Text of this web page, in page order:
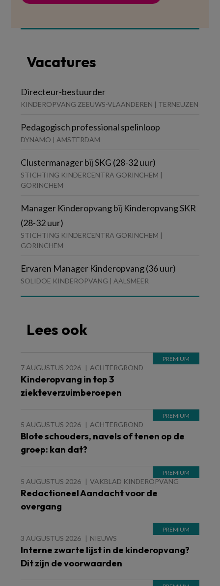
Vacatures
Directeur-bestuurder
KINDEROPVANG ZEEUWS-VLAANDEREN | TERNEUZEN
Pedagogisch professional spelinloop
DYNAMO | AMSTERDAM
Clustermanager bij SKG (28-32 uur)
STICHTING KINDERCENTRA GORINCHEM |
GORINCHEM
Manager Kinderopvang bij Kinderopvang SKR
(28-32 uur)
STICHTING KINDERCENTRA GORINCHEM |
GORINCHEM
Ervaren Manager Kinderopvang (36 uur)
SOLIDOE KINDEROPVANG | AALSMEER
Lees ook
7 AUGUSTUS 2026 ACHTERGROND
Kinderopvang in top 3
ziekteverzuimberoepen
5 AUGUSTUS 2026 ACHTERGROND
Blote schouders, navels of tenen op de
groep: kan dat?
5 AUGUSTUS 2026 VAKBLAD KINDEROPVANG
Redactioneel Aandacht voor de
overgang
3 AUGUSTUS 2026 NIEUWS
Interne zwarte lijst in de kinderopvang?
Dit zijn de voorwaarden